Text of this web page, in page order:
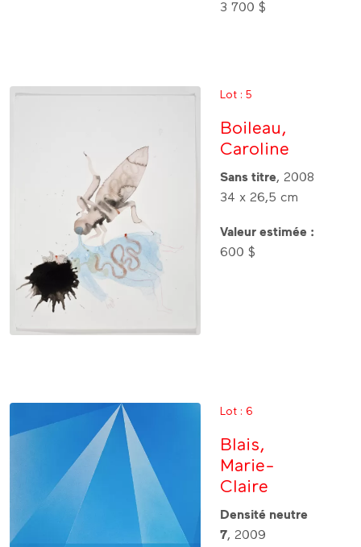
3 700 $
Lot : 5
Boileau,
Caroline
Sans titre, 2008
34 x 26,5 cm
Valeur estimée :
600 $
Lot : 6
Blais,
Marie-
Claire
Densité neutre
7, 2009